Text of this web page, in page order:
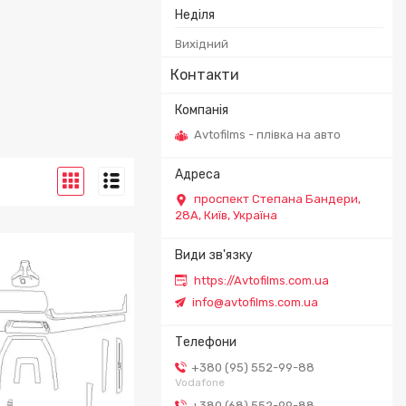
Неділя
Вихідний
Контакти
Avtofilms - плівка на авто
проспект Степана Бандери,
28А, Київ, Україна
https://Avtofilms.com.ua
info@avtofilms.com.ua
+380 (95) 552-99-88
Vodafone